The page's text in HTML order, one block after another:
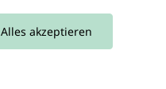
E-Mail:info@crepes-
Tel.:+49 221 2616939
Alles akzeptieren